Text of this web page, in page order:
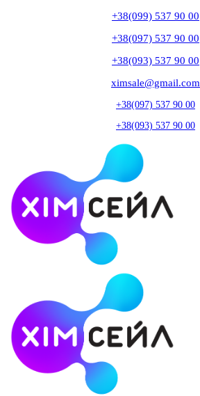
+38(099) 537 90 00
+38(097) 537 90 00
+38(093) 537 90 00
ximsale@gmail.com
+38(097) 537 90 00
+38(093) 537 90 00